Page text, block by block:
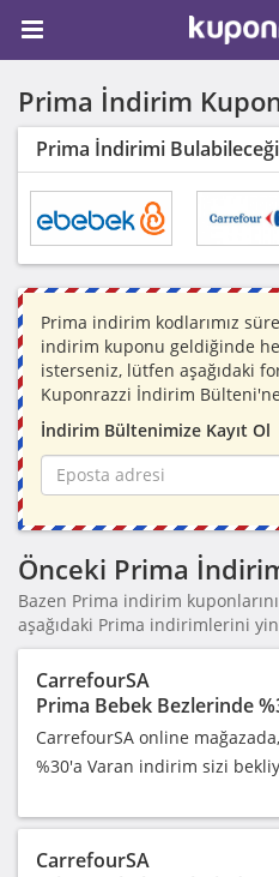
Prima İndirim
Prima İndirimi
Prima indirim kodlarımız
indirim kuponu geldiğinde
isterseniz, lütfen aşağıdaki
Kuponrazzi İndirim
İndirim Bültenimize Kayıt Ol
Önceki Prima
Bazen Prima indirim
aşağıdaki Prima indirimlerini
CarrefourSA
Prima Bebek Bezlerinde
CarrefourSA online
%30'a Varan indirim sizi
CarrefourSA